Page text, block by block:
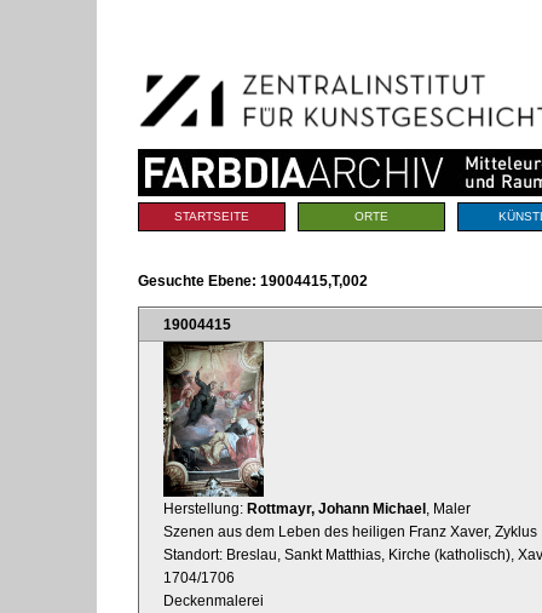
Navigation
Sektionen
STARTSEITE ORTE
Gesuchte Ebene: 19004415,T,002
19004415
Herstellung: Rottmayr, Johann Michael , Maler
Szenen aus dem Leben des heiligen Franz Xaver, Zyklus
Standort: Breslau, Sankt Matthias, Kirche (katholisch),
1704/1706
Deckenmalerei